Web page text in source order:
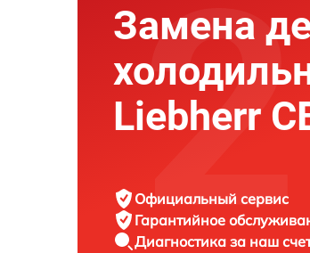
Замена
Liebherr
Официальный сервис
Гарантийное
Диагностика за наш